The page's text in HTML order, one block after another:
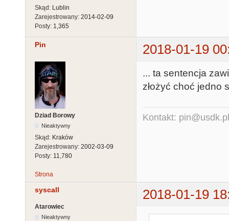
Skąd: Lublin
Zarejestrowany: 2014-02-09
Posty: 1,365
Pin 2018-01-19
Dziad Borowy
Nieaktywny
Skąd: Kraków
Zarejestrowany: 2002-03-09
Posty: 11,780
... ta sentencja
złożyć choć jedno
Kontakt: pin@usdk.pl
Strona
syscall 2018-01-19
Atarowiec
Nieaktywny